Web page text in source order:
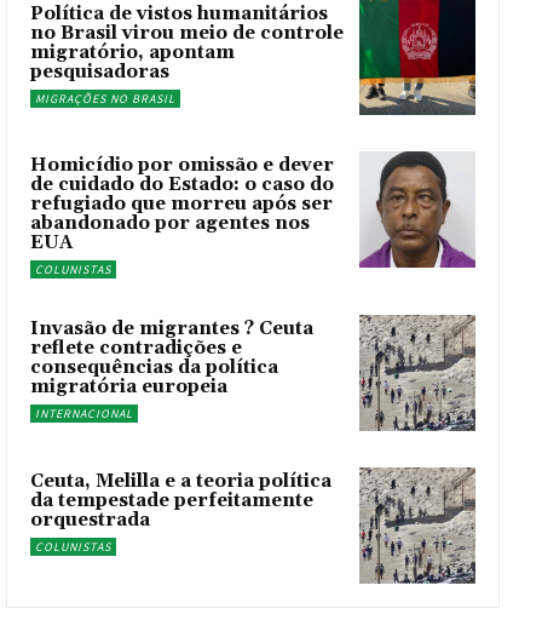
Política de vistos humanitários
no Brasil virou meio de controle
migratório, apontam
pesquisadoras
MIGRAÇÕES NO BRASIL
Homicídio por omissão e dever
de cuidado do Estado: o caso do
refugiado que morreu após ser
abandonado por agentes nos
EUA
COLUNISTAS
Invasão de migrantes ? Ceuta
reflete contradições e
consequências da política
migratória europeia
INTERNACIONAL
Ceuta, Melilla e a teoria política
da tempestade perfeitamente
orquestrada
COLUNISTAS